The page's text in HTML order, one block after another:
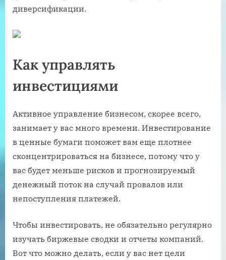
диверсификации.
Как управлять
инвестициями
Активное управление бизнесом, скорее всего,
занимает у вас много времени. Инвестирование
в ценные бумаги поможет вам еще плотнее
сконцентрироваться на бизнесе, потому что у
вас будет меньше рисков и прогнозируемый
денежный поток на случай провалов или
непоступления платежей.
Чтобы инвестировать, не обязательно регулярно
изучать биржевые сводки и отчеты компаний.
Вот что можно делать, если у вас нет цели